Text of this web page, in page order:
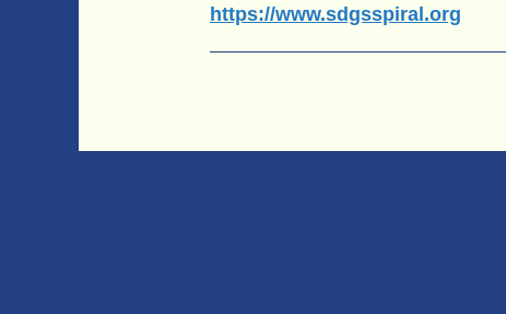
https://www.sdgsspiral.org